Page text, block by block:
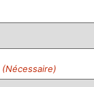
(Nécessaire)